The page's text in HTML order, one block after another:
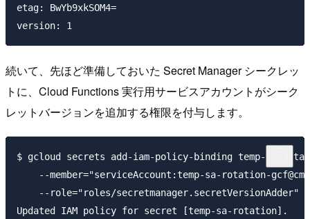
etag: BwYb9xkSOM4=
続いて、先ほど準備しておいた Secret Manager シークレッ
トに、Cloud Functions 実行用サービスアカウントがシーク
レットバージョンを追加する権限を付与します。
$ gcloud secrets add-iam-policy-binding temp-sa-
--member="serviceAccount:temp-sa-rotation-
    --role="roles/secretmanager.secretVersionAdder"
Updated IAM policy for secret [temp-sa-rotation].